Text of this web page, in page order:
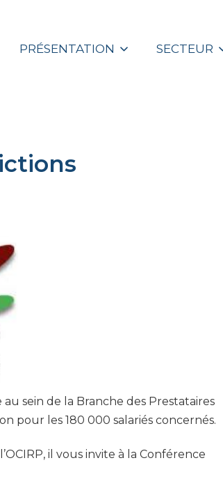
PRÉSENTATION SECTEUR
sein de la Branche des Prestataires
pour les 180 000 salariés concernés.
il vous invite à la Conférence